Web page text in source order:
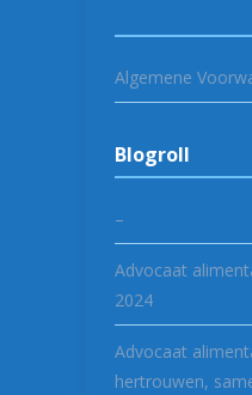
Algemene
Blogroll
–
Advocaat
2024
Advocaat
hertrouwen,